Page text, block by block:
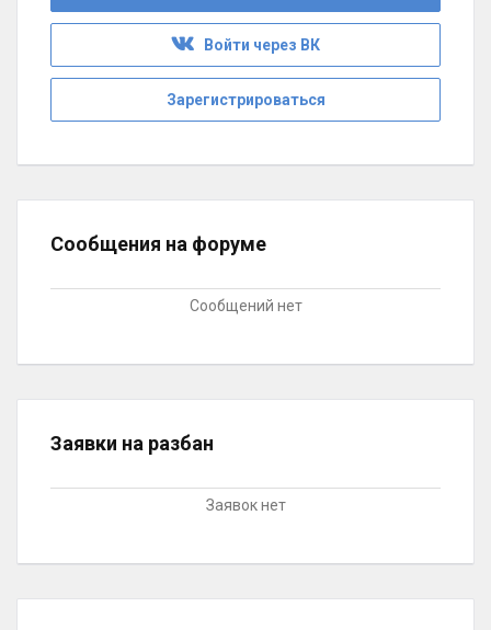
Войти через ВК
Зарегистрироваться
Сообщения на форуме
Сообщений нет
Заявки на разбан
Заявок нет